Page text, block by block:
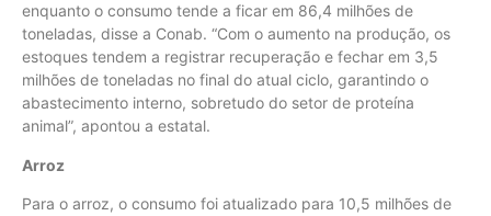
enquanto o consumo tende a ficar em 86,4 milhões de
toneladas, disse a Conab. “Com o aumento na produção, os
estoques tendem a registrar recuperação e fechar em 3,5
milhões de toneladas no final do atual ciclo, garantindo o
abastecimento interno, sobretudo do setor de proteína
animal”, apontou a estatal.
Arroz
Para o arroz, o consumo foi atualizado para 10,5 milhões de